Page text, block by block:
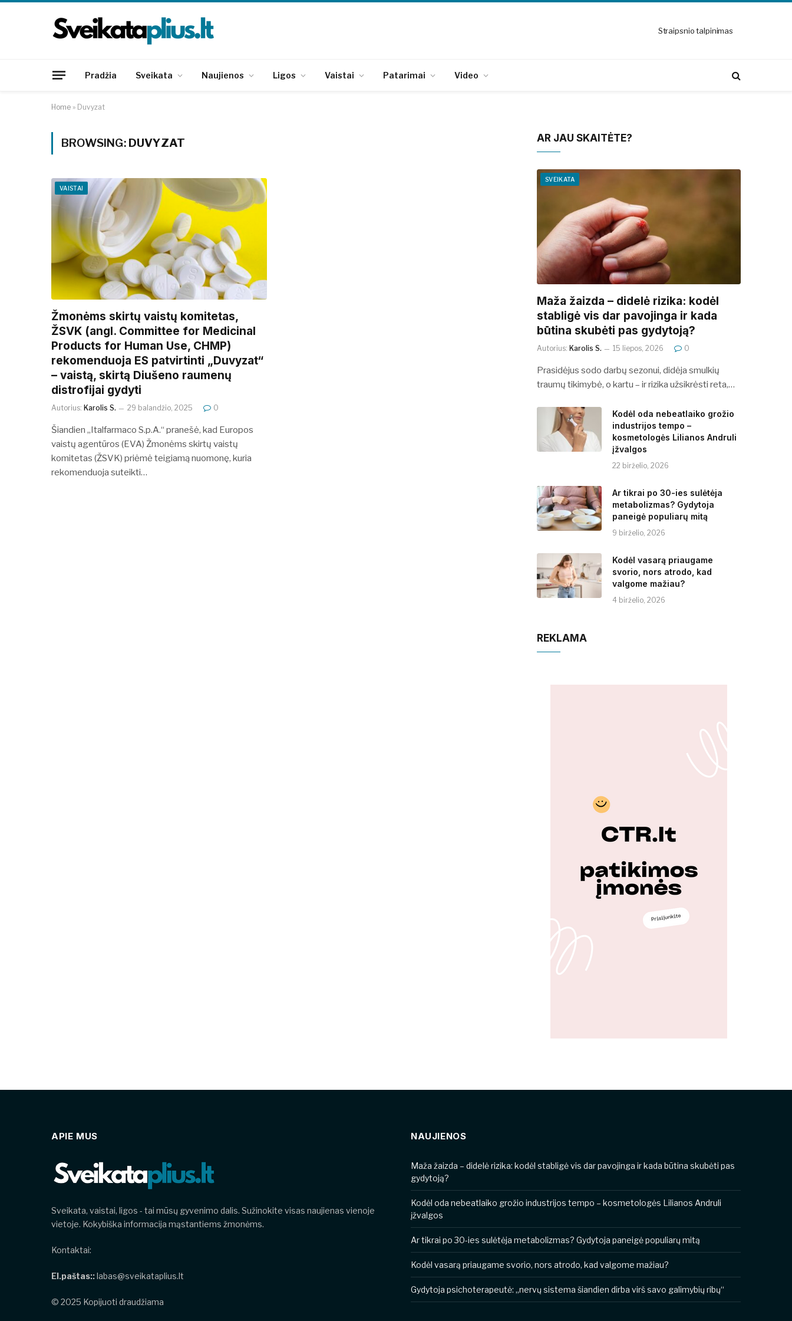
Straipsnio talpinimas
Pradžia Sveikata Naujienos Ligos Vaistai Patarimai Video
Home » Duvyzat
BROWSING: DUVYZAT
VAISTAI
Žmonėms skirtų vaistų komitetas,
ŽSVK (angl. Committee for Medicinal
Products for Human Use, CHMP)
rekomenduoja ES patvirtinti „Duvyzat“
– vaistą, skirtą Diušeno raumenų
distrofijai gydyti
Autorius: Karolis S. 29 balandžio, 2025 0
Šiandien „Italfarmaco S.p.A.“ pranešė, kad Europos
vaistų agentūros (EVA) Žmonėms skirtų vaistų
komitetas (ŽSVK) priėmė teigiamą nuomonę, kuria
rekomenduoja suteikti…
AR JAU SKAITĖTE?
SVEIKATA
​​Maža žaizda – didelė rizika: kodėl
stabligė vis dar pavojinga ir kada
būtina skubėti pas gydytoją?
Autorius: Karolis S. 15 liepos, 2026 0
Prasidėjus sodo darbų sezonui, didėja smulkių
traumų tikimybė, o kartu – ir rizika užsikrėsti reta,…
Kodėl oda nebeatlaiko grožio
industrijos tempo –
kosmetologės Lilianos Andruli
įžvalgos
22 birželio, 2026
Ar tikrai po 30-ies sulėtėja
metabolizmas? Gydytoja
paneigė populiarų mitą
9 birželio, 2026
Kodėl vasarą priaugame
svorio, nors atrodo, kad
valgome mažiau?
4 birželio, 2026
REKLAMA
APIE MUS
Sveikata, vaistai, ligos - tai mūsų gyvenimo dalis. Sužinokite visas naujienas vienoje
vietoje. Kokybiška informacija mąstantiems žmonėms.
Kontaktai:
El.paštas::labas@sveikataplius.lt
© 2025 Kopijuoti draudžiama
NAUJIENOS
​​Maža žaizda – didelė rizika: kodėl stabligė vis dar pavojinga ir kada būtina skubėti pas
gydytoją?
Kodėl oda nebeatlaiko grožio industrijos tempo – kosmetologės Lilianos Andruli
įžvalgos
Ar tikrai po 30-ies sulėtėja metabolizmas? Gydytoja paneigė populiarų mitą
Kodėl vasarą priaugame svorio, nors atrodo, kad valgome mažiau?
Gydytoja psichoterapeutė: „nervų sistema šiandien dirba virš savo galimybių ribų“